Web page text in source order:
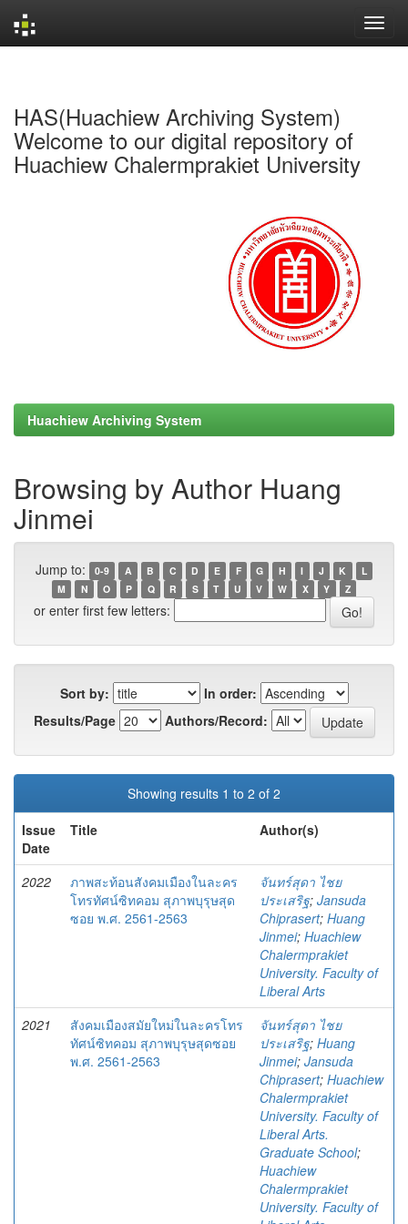
HAS(Huachiew Archiving System)
Welcome to our digital repository of
Huachiew Chalermprakiet University
Huachiew Archiving System
Browsing by Author Huang
Jinmei
Jump to: 0-9 A B C D E F G H I J K
L
M
N O P Q R S T U V W X Y Z
or enter first few letters:
Sort by:
In order:
Results/Page
Authors/Record:
Showing results 1 to 2 of 2
Issue
Date
Title Author(s)
2022
ภาพสะท้อนสังคมเมืองในละคร
โทรทัศน์ซิทคอม สุภาพบุรุษสุด
ซอย พ.ศ. 2561-2563
จันทร์สุดา ไชย
ประเสริฐ; Jansuda
Chiprasert; Huang
Jinmei; Huachiew
Chalermprakiet
University. Faculty of
Liberal Arts
2021
สังคมเมืองสมัยใหม่ในละครโทร
ทัศน์ซิทคอม สุภาพบุรุษสุดซอย
พ.ศ. 2561-2563
จันทร์สุดา ไชย
ประเสริฐ; Huang
Jinmei; Jansuda
Chiprasert; Huachiew
Chalermprakiet
University. Faculty of
Liberal Arts.
Graduate School;
Huachiew
Chalermprakiet
University. Faculty of